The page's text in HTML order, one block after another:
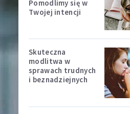
Pomodlimy się w
Twojej intencji
Skuteczna
modlitwa w
sprawach trudnych
i beznadziejnych